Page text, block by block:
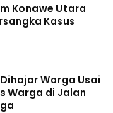
Konawe Utara
Kasus
Warga Usai
Warga di Jalan